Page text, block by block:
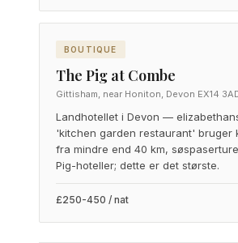
BOUTIQUE
The Pig at Combe
Gittisham, near Honiton, Devon EX14
Landhotellet i Devon —
'kitchen garden restaurant' bruger
fra mindre end 40 km,
Pig-hoteller; dette er det største.
£250-450 / nat